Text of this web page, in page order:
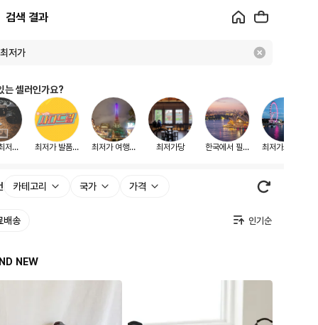
검색 결과
는 셀러인가요?
저가
최저가 발품마
최저가 여행순
최저가당
한국에서 필요
최저가Ai@런
카테고리 국가 가격
배송
NEW